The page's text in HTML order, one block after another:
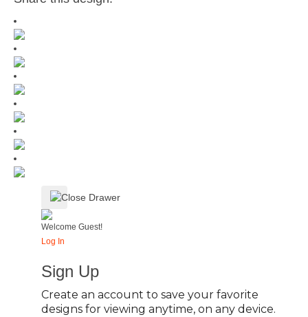
Welcome Guest!
Log In
Sign Up
Create an account to save your favorite
designs for viewing anytime, on any device.